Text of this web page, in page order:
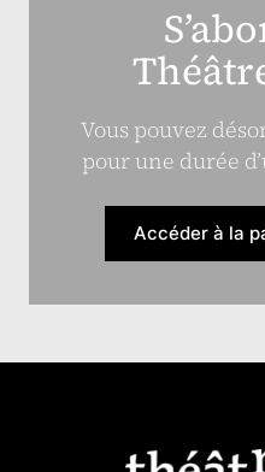
Vous pouvez
pour une durée
Accéder à la